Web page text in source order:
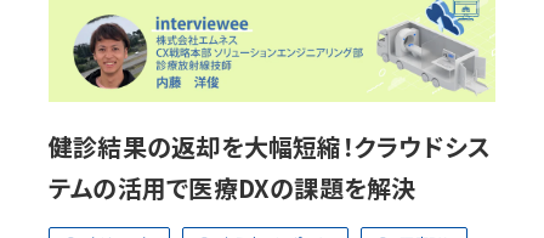
健診結果の返却を大幅短縮！クラウドシス
テムの活用で医療DXの課題を解決